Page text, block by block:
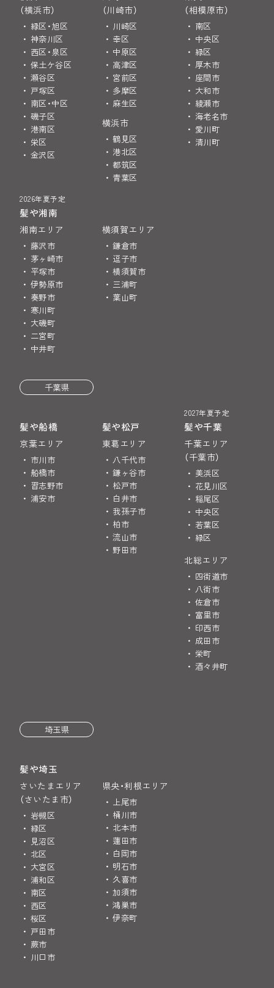
（横浜市）
緑区・旭区
神奈川区
西区・泉区
保土ケ谷区
瀬谷区
戸塚区
南区・中区
磯子区
港南区
栄区
金沢区
（川崎市）
川崎区
幸区
中原区
高津区
宮前区
多摩区
麻生区
横浜市
鶴見区
港北区
都筑区
青葉区
（相模原市）
南区
中央区
緑区
厚木市
座間市
大和市
綾瀬市
海老名市
愛川町
清川町
2026年夏予定
髪や湘南
湘南エリア
藤沢市
茅ヶ崎市
平塚市
伊勢原市
奏野市
寒川町
大磯町
二宮町
中井町
横須賀エリア
鎌倉市
逗子市
横須賀市
三浦町
葉山町
千葉県
髪や船橋
京葉エリア
市川市
船橋市
習志野市
浦安市
髪や松戸
東葛エリア
八千代市
鎌ヶ谷市
松戸市
白井市
我孫子市
柏市
流山市
野田市
2027年夏予定
髪や千葉
千葉エリア
（千葉市）
美浜区
花見川区
稲尾区
中央区
若葉区
緑区
北総エリア
四街道市
八街市
佐倉市
富里市
印西市
成田市
栄町
酒々井町
埼玉県
髪や埼玉
さいたまエリア
（さいたま市）
岩槻区
緑区
見沼区
北区
大宮区
浦和区
南区
西区
桜区
戸田市
蕨市
川口市
県央・利根エリア
上尾市
桶川市
北本市
蓮田市
白岡市
明石市
久喜市
加須市
鴻巣市
伊奈町